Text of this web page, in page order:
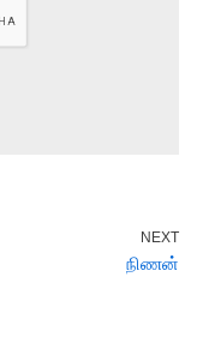
NEXT
நிணன்